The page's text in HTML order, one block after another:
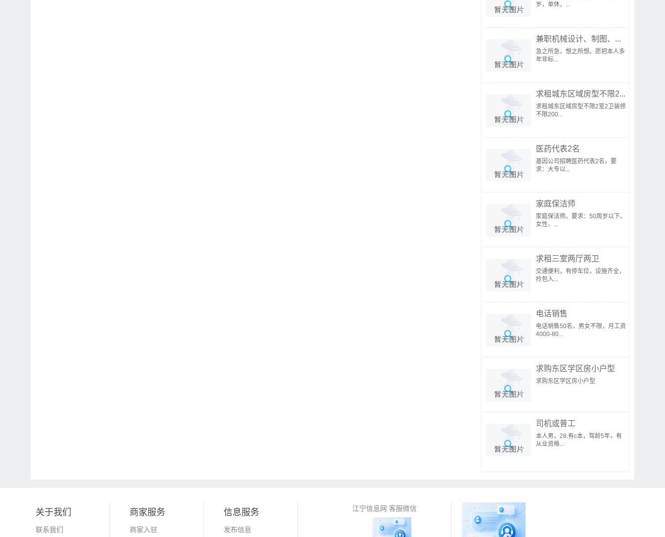
岁，单休，...
兼职机械设计、制图、...
急之所急，想之所想。愿把本人多
年非标...
求租城东区域房型不限2...
求租城东区域房型不限2室2卫装修
不限200...
医药代表2名
基因公司招聘医药代表2名，要
求：大专以...
家庭保洁师
家庭保洁师。要求：50周岁以下、
女性、...
求租三室两厅两卫
交通便利，有停车位，设施齐全，
拎包入...
电话销售
电话销售50名，男女不限，月工资
4000-80...
求购东区学区房小户型
求购东区学区房小户型
司机或普工
本人男，28.有c本，驾龄5年，有
从业资格...
关于我们
联系我们
商家服务
商家入驻
信息服务
发布信息
江宁信息网 客服微信